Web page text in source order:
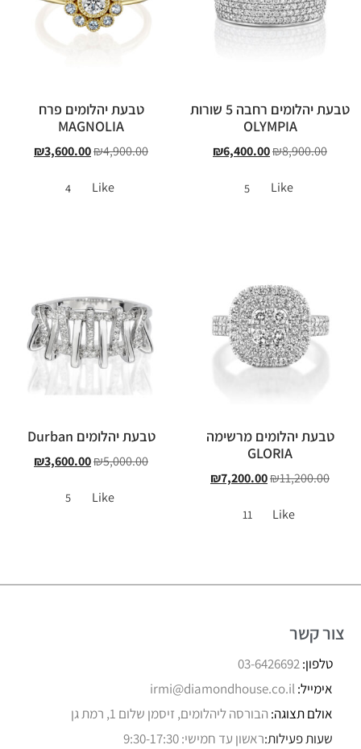
טבעת יהלומים רחבה 5 שורות
OLYMPIA
₪8,900.00
₪6,400.00
Like
5
טבעת יהלומים פרח
MAGNOLIA
₪4,900.00
₪3,600.00
Like
4
טבעת יהלומים מרשימה
GLORIA
₪11,200.00
₪7,200.00
Like
11
טבעת יהלומים Durban
₪5,000.00
₪3,600.00
Like
5
צור קשר
טלפון:03-6426692
אימייל:irmi@diamondhouse.co.il
אולם תצוגה: הבורסה ליהלומים, זיסמן שלום 1, רמת גן
שעות פעילות:ראשון עד חמישי: 9:30-17:30